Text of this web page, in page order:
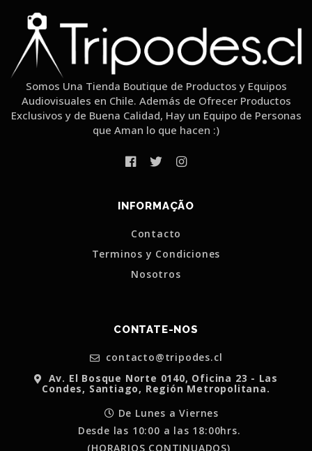
Somos Una Tienda Boutique de Productos y Equipos
Audiovisuales en Chile. Además de Ofrecer Productos
Exclusivos y de Buena Calidad, Hay un Equipo de Personas
que Aman lo que hacen :)
INFORMAÇÃO
Contacto
Terminos y Condiciones
Nosotros
CONTATE-NOS
contacto@tripodes.cl
Av. El Bosque Norte 0140, Oficina 23 - Las
Condes, Santiago, Región Metropolitana.
De Lunes a Viernes
Desde las 10:00 a las 18:00hrs.
(HORARIOS CONTINUADOS)